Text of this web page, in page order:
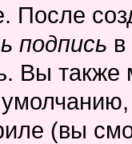
После
подпись
Вы также
(вы